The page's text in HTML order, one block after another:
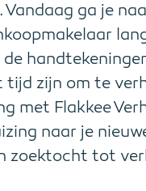
ga je
zijn om te
met Flakkee
naar je
zoektocht tot